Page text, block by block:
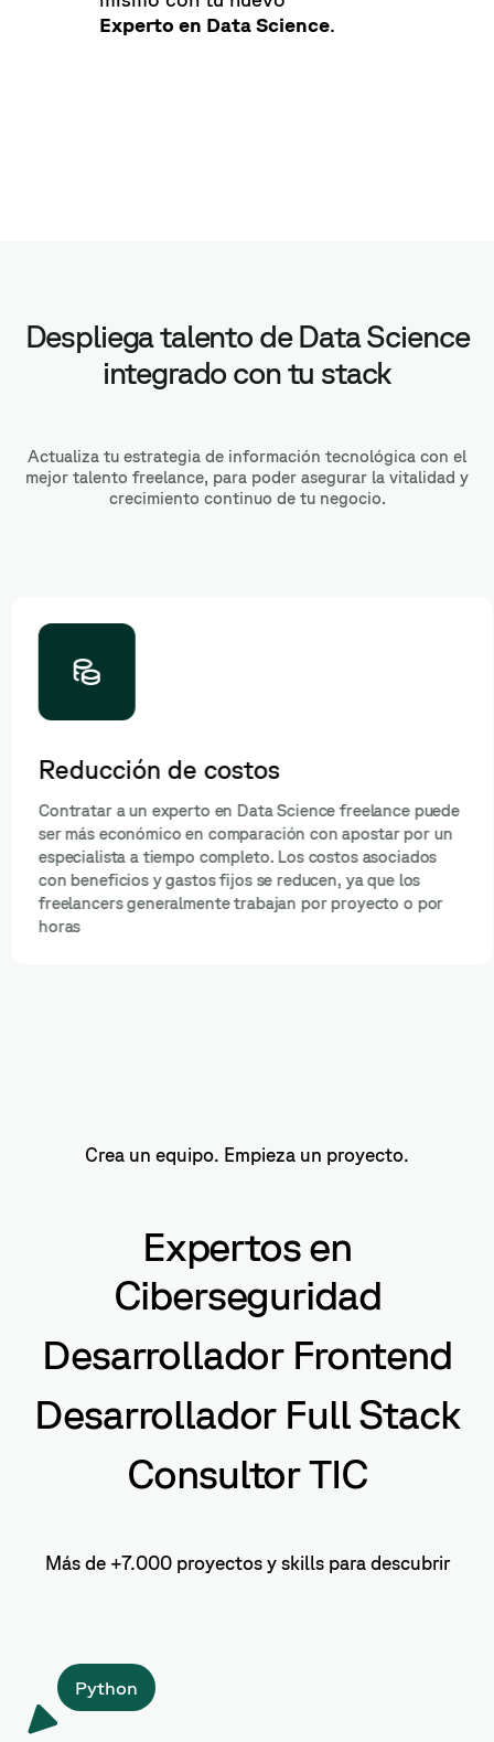
Experto en Data Science.
Despliega talento de Data Science
integrado con tu stack
Actualiza tu estrategia de información tecnológica con el
mejor talento freelance, para poder asegurar la vitalidad y
crecimiento continuo de tu negocio.
Reducción de costos
Contratar a un experto en Data Science freelance puede
ser más económico en comparación con apostar por un
especialista a tiempo completo. Los costos asociados
con beneficios y gastos fijos se reducen, ya que los
freelancers generalmente trabajan por proyecto o por
horas
Crea un equipo. Empieza un proyecto.
Expertos en
Ciberseguridad
Desarrollador Frontend
Desarrollador Full Stack
Consultor TIC
Más de +7.000 proyectos y skills para descubrir
Python